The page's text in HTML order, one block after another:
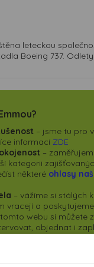
leteckou
Boeing 737.
– jsme tu pro
informací ZDE
–
kategorii
některé ohlasy
– vážíme si stálých
vracejí a
webu si můžete
objednat i